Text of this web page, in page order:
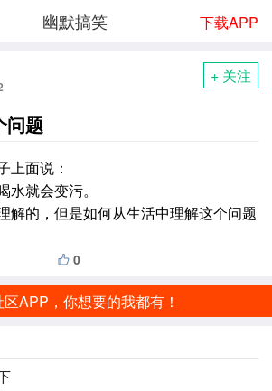
幽默搞笑 下载APP
+ 关注
问题
上面说：
就会变污。
解的，但是如何从生活中理解这个问题
0
APP，你想要的我都有！